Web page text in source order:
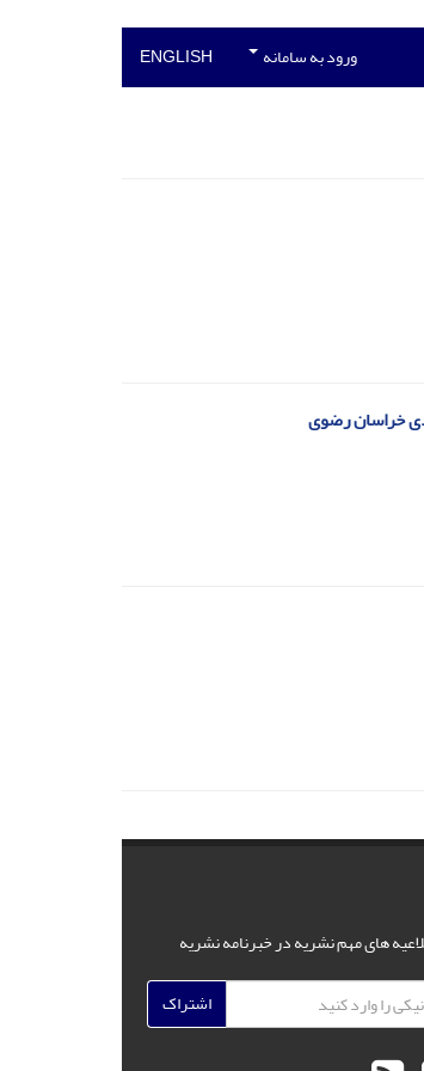
ورود به سامانه ENGLISH
خراسان رضوی
های مهم نشریه در خبرنامه نشریه
اشتراک